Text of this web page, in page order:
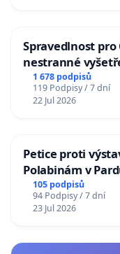
Spravedlnost
nestranné
1 678 podpisů
119 Podpisy / 7 dní
22 Jul 2026
Petice proti
Polabinám v
105 podpisů
94 Podpisy / 7 dní
23 Jul 2026